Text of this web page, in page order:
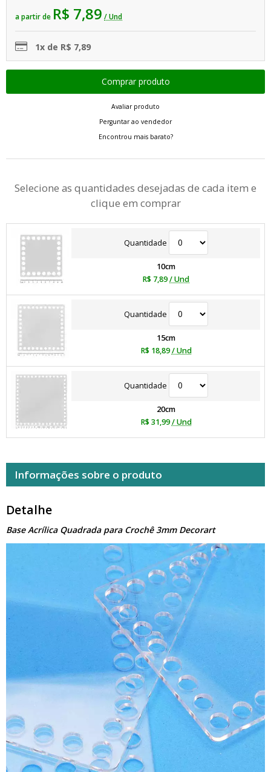
a partir de R$ 7,89 / Und
1x de R$ 7,89
Avaliar produto
Perguntar ao vendedor
Encontrou mais barato?
Selecione as quantidades desejadas de cada item e
clique em comprar
Quantidade
10cm
R$ 7,89/ Und
Quantidade
15cm
R$ 18,89 / Und
Quantidade
20cm
R$ 31,99 / Und
Informações sobre o produto
Detalhe
Base Acrílica Quadrada para Crochê 3mm Decorart